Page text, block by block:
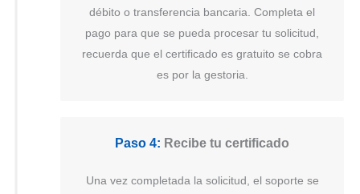
débito o transferencia bancaria. Completa el
pago para que se pueda procesar tu solicitud,
recuerda que el certificado es gratuito se cobra
es por la gestoria.
Paso 4: Recibe tu certificado
Una vez completada la solicitud, el soporte se